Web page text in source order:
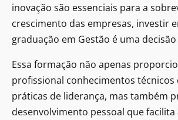
inovação são essenciais para a
crescimento das empresas, investir
graduação em Gestão é uma
Essa formação não apenas
profissional conhecimentos técnicos
práticas de liderança, mas também
desenvolvimento pessoal que facilita